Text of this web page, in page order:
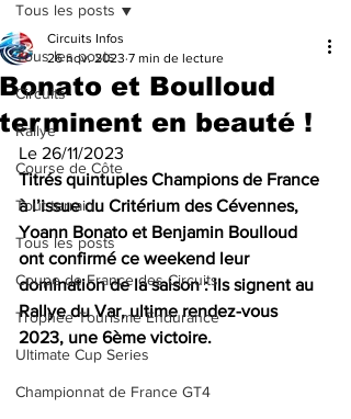
Tous les posts
Circuits
Rallye
Course de Côte
Tout terrain
Tous les posts
Coupe de France des Circuits
Trophée Tourisme Endurance
Ultimate Cup Series
Championnat de France GT4
Tous les posts
Bonato et Boulloud
terminent en beauté !
Circuits Infos
26 nov. 2023 7 min de lecture
Le 26/11/2023
Titrés quintuples Champions de France
à l’issue du Critérium des Cévennes,
Yoann Bonato et Benjamin Boulloud
ont confirmé ce weekend leur
domination de la saison : ils signent au
Rallye du Var, ultime rendez-vous
2023, une 6ème victoire.